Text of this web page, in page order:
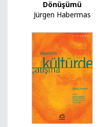
Dönüşümü
Jürgen Habermas